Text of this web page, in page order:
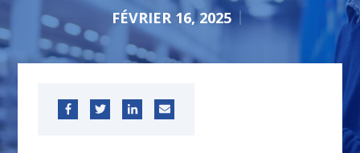
FÉVRIER 16, 2025